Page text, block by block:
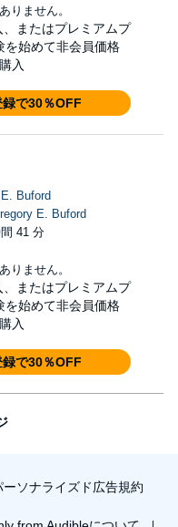
りません。
、またはプレミアムプ
を始めて非会員価格
入
録で30％OFF
Buford
E. Buford
41 分
りません。
、またはプレミアムプ
を始めて非会員価格
入
録で30％OFF
ーソナライズド広告規約